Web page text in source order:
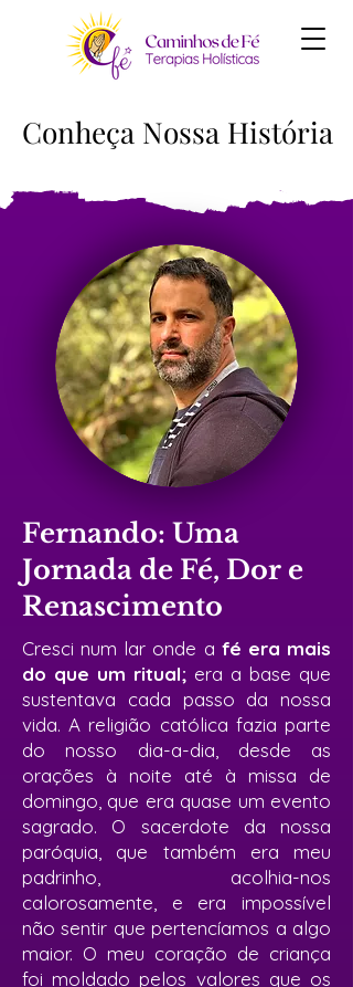
Conheça Nossa História
Conheça Nossa História
Fernando: Uma
Jornada de Fé, Dor e
Renascimento
Cresci num lar onde a fé era mais
do que um ritual; era a base que
sustentava cada passo da nossa
vida. A religião católica fazia parte
do nosso dia-a-dia, desde as
orações à noite até à missa de
domingo, que era quase um evento
sagrado. O sacerdote da nossa
paróquia, que também era meu
padrinho, acolhia-nos
calorosamente, e era impossível
não sentir que pertencíamos a algo
maior. O meu coração de criança
foi moldado pelos valores que os